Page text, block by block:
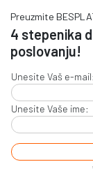
Preuzmite
4 stepenika
poslovanju!
Unesite Vaš e-mail:
Unesite Vaše ime:
E-COMMERCE
ONLINE